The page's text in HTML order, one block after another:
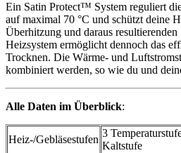
Ein Satin Protect™ System reguliert
auf maximal 70 °C und schützt deine
Überhitzung und daraus
Heizsystem ermöglicht dennoch das
Trocknen. Die Wärme- und
kombiniert werden, so wie du und
Alle Daten im Überblick:
Heiz-/Gebläsestufen
3
Kaltstufe